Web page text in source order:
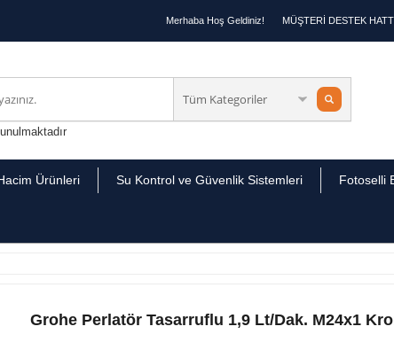
Merhaba Hoş Geldiniz! MÜŞTERİ DESTEK
Ürünleri Su Kontrol ve Güvenlik Sistemleri Fotoselli
Grohe Perlatör Tasarruflu 1,9 Lt/Dak. M24x1